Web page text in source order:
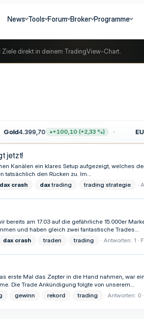
News Tools Forum Broker Programme
Ziele direkt in deinem TradingView-Chart.
Gold4.399,70 +100,10 (+2,33 %)
jetzt!
Kanälen ein klares Setup aufgezeigt, welches
tatsächlich den Rücken zu. Im...
dax crash daxtrading trading strategie
bereits am 17.03 auf die gefährliche 15.000er
und haben gleich zwei fantastische Trades...
dax crash traden trading Antworten: 1
erste Mal das Zepter in die Hand nahmen, war
Die Trade Ankündigung folgte von unserem...
gewinn rekord trading Antworten: 0